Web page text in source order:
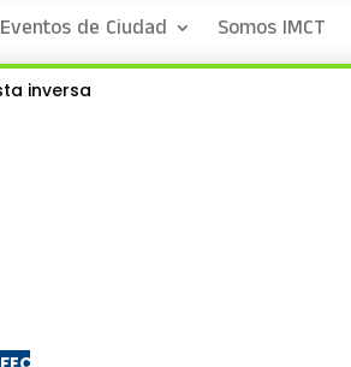
Eventos de Ciudad Somos IMCT
inversa